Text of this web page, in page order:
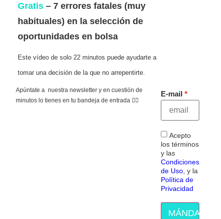
Gratis – 7 errores fatales (muy
habituales) en la selección de
oportunidades en bolsa
Este vídeo de solo 22 minutos puede ayudarte a
tomar una decisión de la que no arrepentirte.
Apúntate a nuestra newsletter y en cuestión de
minutos lo tienes en tu bandeja de entrada 👇🏻
E-mail
Acepto
los términos
y las
Condiciones
de Uso, y la
Política de
Privacidad
MÁNDAME